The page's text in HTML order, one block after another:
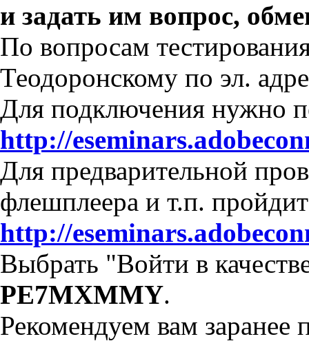
и задать им вопрос,
По вопросам
Теодоронскому по эл.
Для подключения нужно
http://
Для предварительной
флешплеера и т.п.
http://
Выбрать "Войти в
PE7MXMMY.
Рекомендуем вам заранее